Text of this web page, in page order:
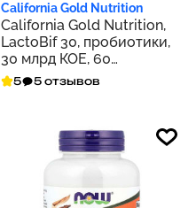
California Gold Nutrition
California Gold Nutrition,
LactoBif 30, пробиотики,
30 млрд КОЕ, 60
растительных капсул
5 5 отзывов